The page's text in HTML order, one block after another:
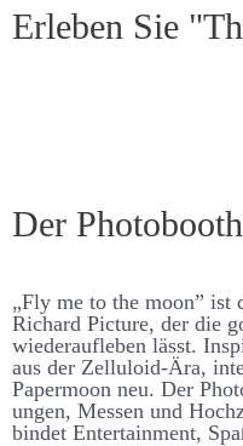
Er­leben Sie
Der Photo­­booth
„Fly me to the moon” ist
Richard Picture, der die
wieder­­­­auf­­­­leben lässt.
aus der Zelluloid-Ära,
Paper­moon neu. Der
ungen, Messen und
bindet Enter­­­­tain­­ment,